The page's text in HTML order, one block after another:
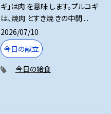
ギ」は肉 を意味 します。プルコギ
は、焼肉 とすき焼 きの中間 ...
2026/07/10
今日の献立
今日の給食